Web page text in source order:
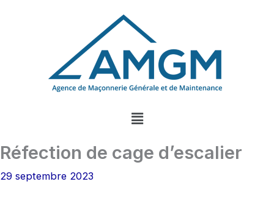
Menu
Réfection de cage d’escalier
29 septembre 2023